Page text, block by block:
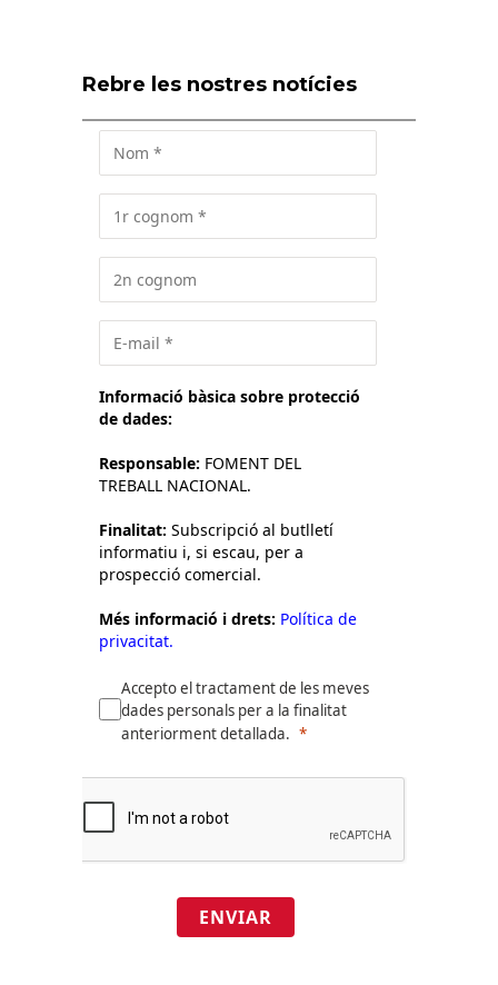
Rebre les nostres notícies
Informació bàsica sobre protecció
de dades:
Responsable: FOMENT DEL
TREBALL NACIONAL.
Finalitat: Subscripció al butlletí
informatiu i, si escau, per a
prospecció comercial.
Més informació i drets: Política de
privacitat.
Accepto el tractament de les meves
dades personals per a la finalitat
anteriorment detallada.
ENVIAR